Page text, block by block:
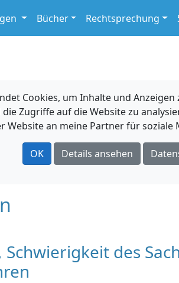
Bücher Rechtsprechung
Cookies, um Inhalte und
Zugriffe auf die Website zu
Website an meine Partner für soziale
OK Details ansehen
des